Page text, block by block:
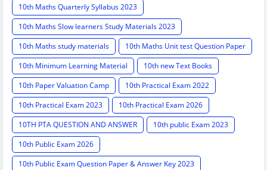
10th Maths Quarterly Syllabus 2023
10th Maths Slow learners Study Materials 2023
10th Maths study materials
10th Maths Unit test Question Paper
10th Minimum Learning Material
10th new Text Books
10th Paper Valuation Camp
10th Practical Exam 2022
10th Practical Exam 2023
10th Practical Exam 2026
10TH PTA QUESTION AND ANSWER
10th public Exam 2023
10th Public Exam 2026
10th Public Exam Question Paper & Answer Key 2023